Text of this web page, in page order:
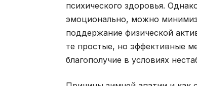
психического здоровья.
эмоционально, можно
поддержание физической
те простые, но эффективные
благополучие в условиях